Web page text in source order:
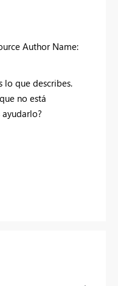
Author Name:
lo que describes.
no está